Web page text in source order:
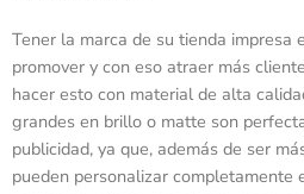
Tener la marca de su tienda impresa
promover y con eso atraer más
hacer esto con material de alta
grandes en brillo o matte son
publicidad, ya que, además de ser
pueden personalizar completamente